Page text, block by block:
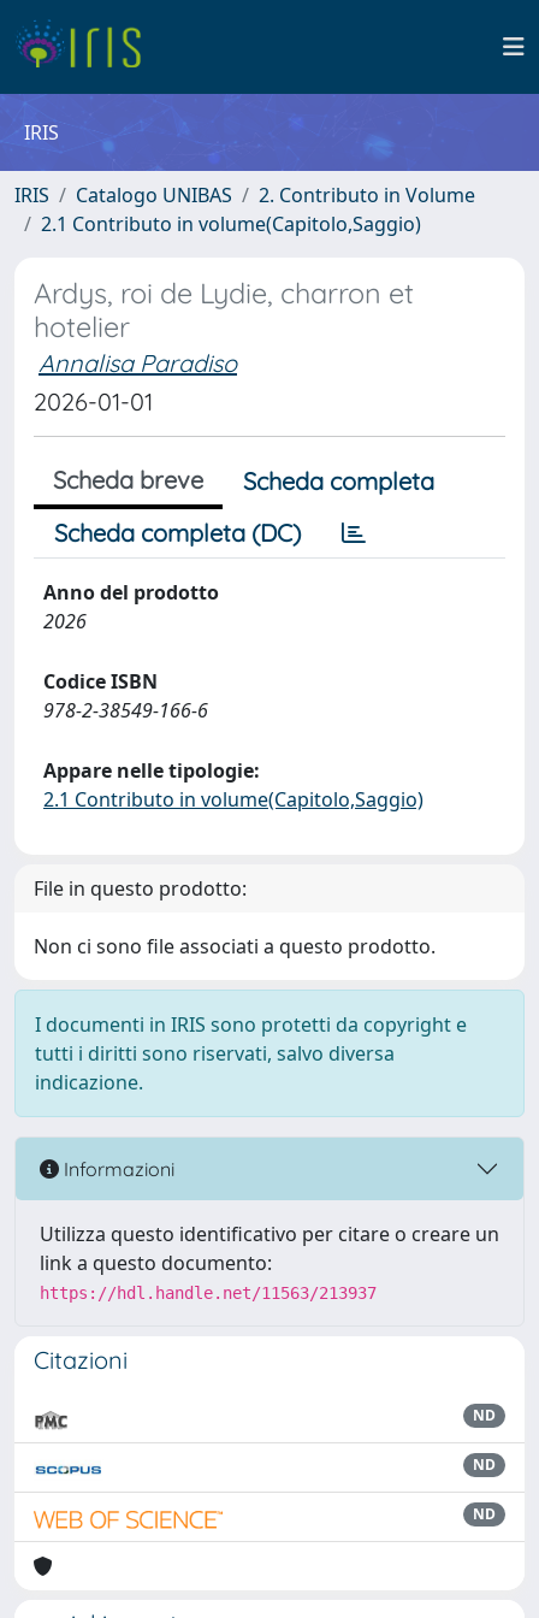
IRIS
IRIS Catalogo UNIBAS
2. Contributo in Volume
2.1 Contributo in volume(Capitolo,Saggio)
Ardys, roi de Lydie, charron et
hotelier
Annalisa Paradiso
2026-01-01
Scheda breve
Scheda completa
Scheda completa (DC)
Anno del prodotto
2026
Codice ISBN
978-2-38549-166-6
Appare nelle tipologie:
2.1 Contributo in volume(Capitolo,Saggio)
File in questo prodotto:
Non ci sono file associati a questo prodotto.
I documenti in IRIS sono protetti da copyright e
tutti i diritti sono riservati, salvo diversa
indicazione.
Informazioni
Utilizza questo identificativo per citare o creare un
link a questo documento:
https://hdl.handle.net/11563/213937
Citazioni
ND
ND
ND